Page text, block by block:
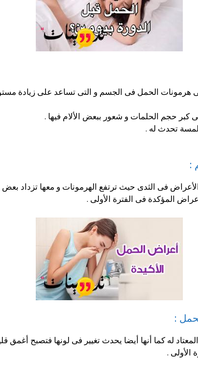
هرمونات الحمل فى الجسم و التى تساعد على زيادة
حجم الحلمات و شعور ببعض الألام فيها .
تحدث له .
:
فى الثدى حيث ترتفع الهرمونات و معها تزداد بعض
المؤكدة فى الفترة الأولى .
:
له كما أنها أيضا يحدث تغيير فى لونها فتصبح أغمق
الأولى .